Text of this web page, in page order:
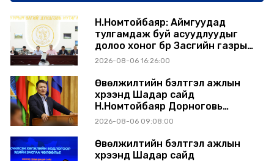
Н.Номтойбаяр: Аймгуудад
тулгамдаж буй асуудлуудыг
долоо хоног бүр Засгийн газрын
хуралдаанд танилцуулж,
2026-08-06 16:26:00
Өвөлжилтийн бэлтгэл ажлын
хүрээнд Шадар сайд
Н.Номтойбаяр Дорноговь
аймагт ажиллав
2026-08-06 09:08:00
Өвөлжилтийн бэлтгэл ажлын
хүрээнд Шадар сайд